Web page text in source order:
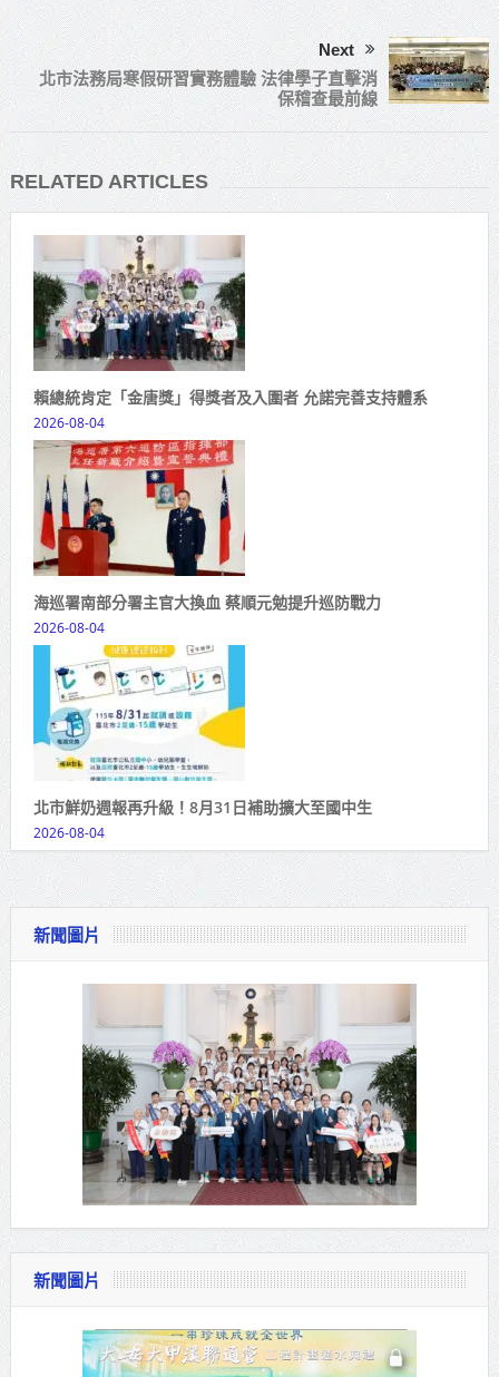
Next
北市法務局寒假研習實務體驗 法律學子直擊消
保稽查最前線
RELATED ARTICLES
賴總統肯定「金唐獎」得獎者及入圍者 允諾完善支持體系
2026-08-04
海巡署南部分署主官大換血 蔡順元勉提升巡防戰力
2026-08-04
北市鮮奶週報再升級！8月31日補助擴大至國中生
2026-08-04
新聞圖片
新聞圖片